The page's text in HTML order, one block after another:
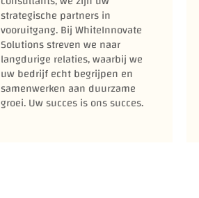
strategische partners in
vooruitgang. Bij WhiteInnovate
Solutions streven we naar
langdurige relaties, waarbij we
uw bedrijf echt begrijpen en
samenwerken aan duurzame
groei. Uw succes is ons succes.